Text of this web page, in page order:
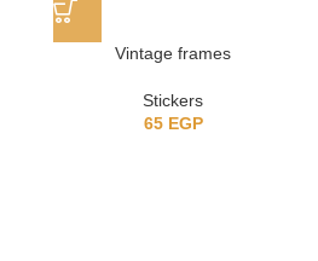
Vintage frames
Stickers
65 EGP